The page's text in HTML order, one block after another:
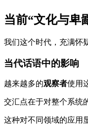
当前“文化与卑
我们这个时代，充满怀
当代话语中的影响
越来越多的观察者使用
交汇点在于对整个系统
这种对不同领域的应用